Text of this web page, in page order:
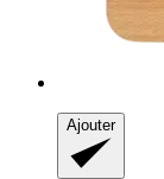
Ajouter